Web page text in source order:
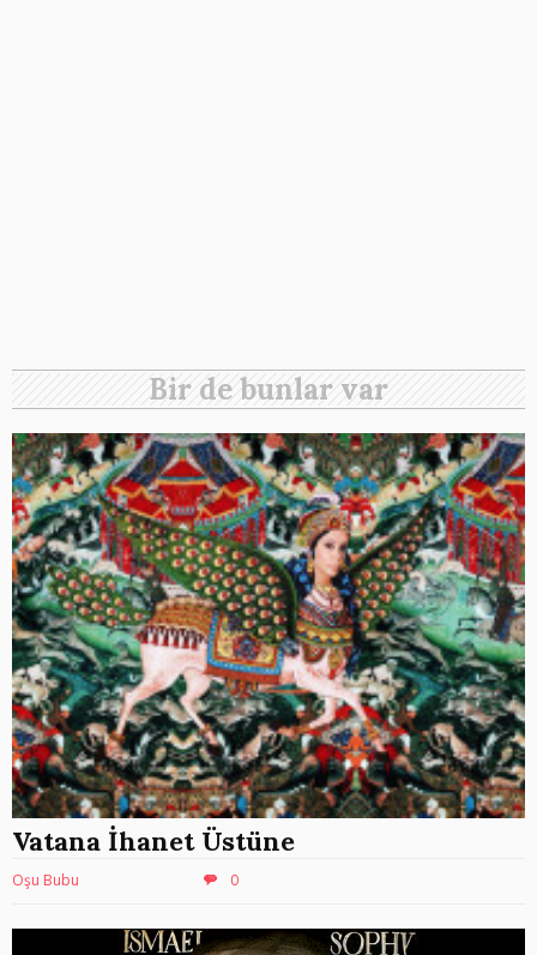
Bir de bunlar var
Vatana İhanet Üstüne
Oşu Bubu 0